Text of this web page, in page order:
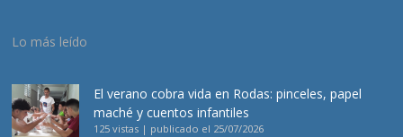
Lo más leído
El verano cobra vida en Rodas: pinceles, papel
maché y cuentos infantiles
125 vistas | publicado el 25/07/2026